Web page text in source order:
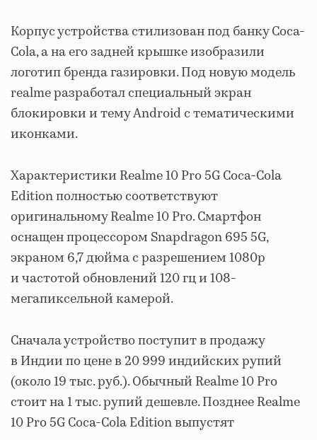
Корпус устройства стилизован под банку Coca-
Cola, а на его задней крышке изобразили
логотип бренда газировки. Под новую модель
realme разработал специальный экран
блокировки и тему Android с тематическими
иконками.
Характеристики Realme 10 Pro 5G Coca-Cola
Edition полностью соответствуют
оригинальному Realme 10 Pro. Смартфон
оснащен процессором Snapdragon 695 5G,
экраном 6,7 дюйма с разрешением 1080р
и частотой обновлений 120 гц и 108-
мегапиксельной камерой.
Сначала устройство поступит в продажу
в Индии по цене в 20 999 индийских рупий
(около 19 тыс. руб.). Обычный Realme 10 Pro
стоит на 1 тыс. рупий дешевле. Позднее Realme
10 Pro 5G Coca-Cola Edition выпустят